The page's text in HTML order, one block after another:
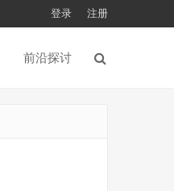
登录 注册
前沿探讨